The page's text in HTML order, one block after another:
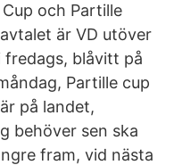
och Partille
är VD utöver
fredags, blåvitt på
Partille cup
på landet,
behöver sen ska
fram, vid nästa